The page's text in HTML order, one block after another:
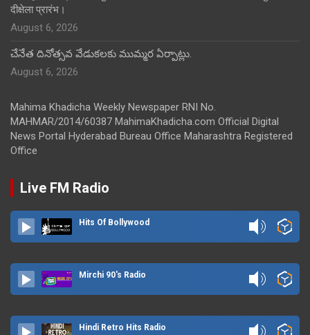
दीक्षेला प्रारंभ।
August 6, 2026
చేనేత దినోత్సవ వేడుకలకు ముమ్మర ఏర్పాట్లు.
August 6, 2026
Mahima Khadicha Weekly Newspaper RNI No.
MAHMAR/2014/60387 MahimaKhadicha.com Official Digital
News Portal Hyderabad Bureau Office Maharashtra Registered
Office
Live FM Radio
Hits Of Bollywood
Mirchi 90's Radio
Hindi Retro Hits Radio